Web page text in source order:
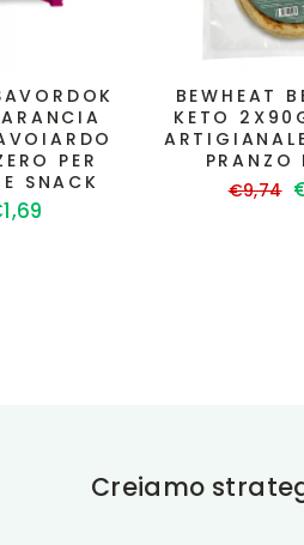
PER
SNACK
BEWHEAT
KETO
PRANZO
Prezzo
€9,74
Creiamo